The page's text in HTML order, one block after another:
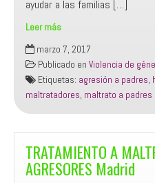
ayudar a las familias […]
Leer más
TRATAMIENTO
HIJOS
AGRESIVOS
PADRES
Madrid
marzo 7, 2017
Publicado en Violencia de
Etiquetas: agresión a padres,
maltratadores, maltrato a padres
TRATAMIENTO A
AGRESORES Madrid